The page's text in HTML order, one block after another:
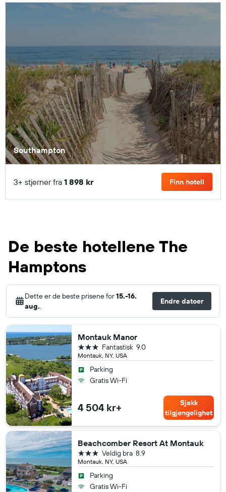
Southampton
3+ stjerner fra 1 898 kr Finn hotell
De beste hotellene The
Hamptons
Dette er de beste prisene for15.-16.
aug.
Endre datoer
Montauk Manor
Montauk, NY, USA
9.0
Fantastisk
3 stjerner
Parking
Gratis Wi-Fi
4 504 kr+
Sjekk
tilgjengelighet
Beachcomber Resort At Montauk
Montauk, NY, USA
8.9
Veldig bra
3 stjerner
Parking
Gratis Wi-Fi